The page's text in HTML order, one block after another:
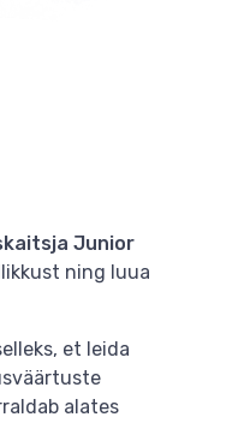
Junior
ning luua
et leida
alates